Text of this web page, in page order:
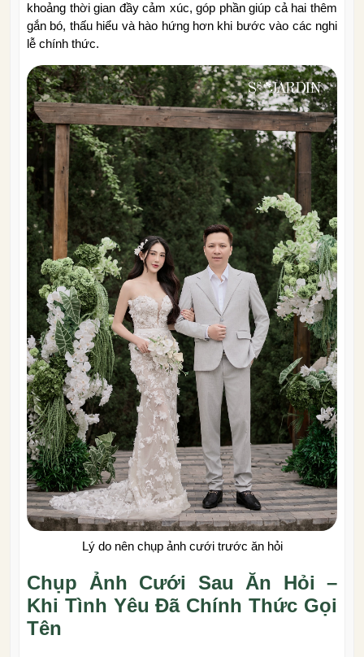
khoảng thời gian đầy cảm xúc, góp phần giúp cả hai thêm
gắn bó, thấu hiểu và hào hứng hơn khi bước vào các nghi
lễ chính thức.
Lý do nên chụp ảnh cưới trước ăn hỏi
Chụp Ảnh Cưới Sau Ăn Hỏi –
Khi Tình Yêu Đã Chính Thức Gọi
Tên